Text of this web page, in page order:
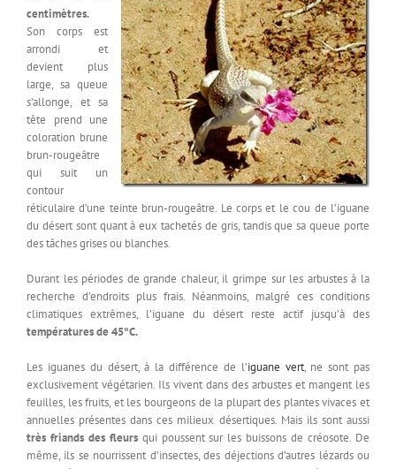
centimètres.
Son corps est
arrondi et
devient plus
large, sa queue
s’allonge, et sa
tête prend une
coloration brune
brun-rougeâtre
qui suit un
contour
réticulaire d’une teinte brun-rougeâtre. Le corps et le cou de l’iguane
du désert sont quant à eux tachetés de gris, tandis que sa queue porte
des tâches grises ou blanches.
Durant les périodes de grande chaleur, il grimpe sur les arbustes à la
recherche d’endroits plus frais. Néanmoins, malgré ces conditions
climatiques extrêmes, l’iguane du désert reste actif jusqu’à des
températures de 45°C.
Les iguanes du désert, à la différence de l’iguane vert, ne sont pas
exclusivement végétarien. Ils vivent dans des arbustes et mangent les
feuilles, les fruits, et les bourgeons de la plupart des plantes vivaces et
annuelles présentes dans ces milieux désertiques. Mais ils sont aussi
très friands des fleursqui poussent sur les buissons de créosote. De
même, ils se nourrissent d’insectes, des déjections d’autres lézards ou